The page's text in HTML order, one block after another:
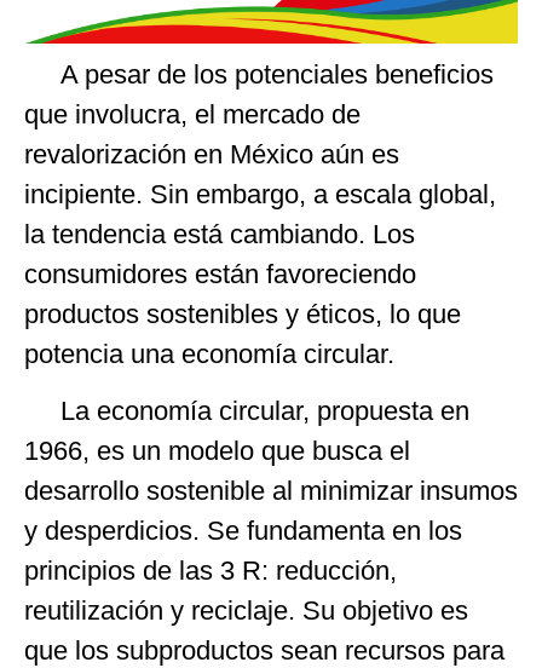
A pesar de los potenciales beneficios
que involucra, el mercado de
revalorización en México aún es
incipiente. Sin embargo, a escala global,
la tendencia está cambiando. Los
consumidores están favoreciendo
productos sostenibles y éticos, lo que
potencia una economía circular.
La economía circular, propuesta en
1966, es un modelo que busca el
desarrollo sostenible al minimizar insumos
y desperdicios. Se fundamenta en los
principios de las 3 R: reducción,
reutilización y reciclaje. Su objetivo es
que los subproductos sean recursos para